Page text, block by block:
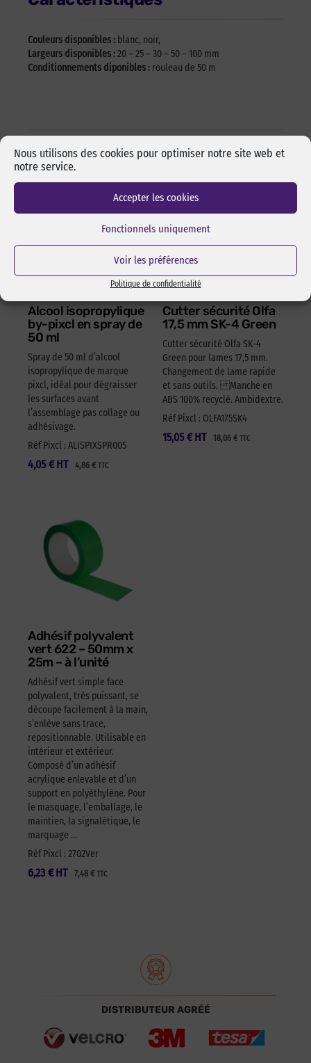
Nous utilisons des cookies pour optimiser notre site web et
notre service.
Accepter les cookies
Fonctionnels uniquement
Voir les préférences
Politique de confidentialité
Couleurs disponibles : blanc, noir,
Largeurs disponibles :20 – 25 – 30 – 50 – 100 mm
Conditionnements diponibles : rouleau de 50 m
Les incontournables
Alcool isopropylique
by-pixcl en spray de
50 ml
Spray de 50 ml d’alcool
isopropylique de marque
pixcl, idéal pour dégraisser
les surfaces avant
l’assemblage pas collage ou
adhésivage.
Réf Pixcl : ALISPIXSPR005
4,05 € 4,86 € TTC
HT
Cutter sécurité Olfa
17,5 mm SK-4 Green
Cutter sécurité Olfa SK-4
Green pour lames 17,5 mm.
Changement de lame rapide
et sans outils. Manche en
ABS 100% recyclé. Ambidextre.
Réf Pixcl : OLFA175SK4
15,05 € 18,06 € TTC
HT
Adhésif polyvalent
vert 622 – 50mm x
25m – à l’unité
Adhésif vert simple face
polyvalent, très puissant, se
découpe facilement à la main,
s’enlève sans trace,
repositionnable. Utilisable en
intérieur et extérieur.
Composé d’un adhésif
acrylique enlevable et d’un
support en polyéthylène. Pour
le masquage, l’emballage, le
maintien, la signalétique, le
marquage …
Réf Pixcl : 2702Ver
6,23 € 7,48 € TTC
HT
DISTRIBUTEUR AGRÉÉ